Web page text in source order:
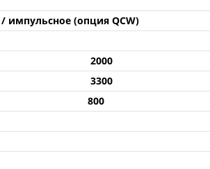
импульсное (опция QCW)
2000
3300
800